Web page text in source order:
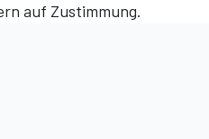
auf Zustimmung.